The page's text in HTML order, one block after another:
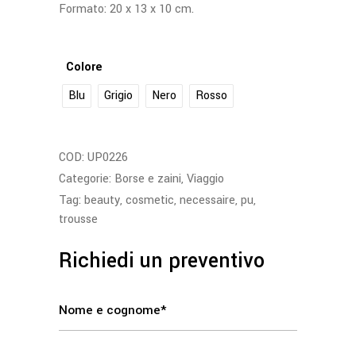
Formato: 20 x 13 x 10 cm.
Colore
Blu
Grigio Nero Rosso
COD: UP0226
Categorie: Borse e zaini, Viaggio
Tag: beauty, cosmetic, necessaire, pu,
trousse
Richiedi un preventivo